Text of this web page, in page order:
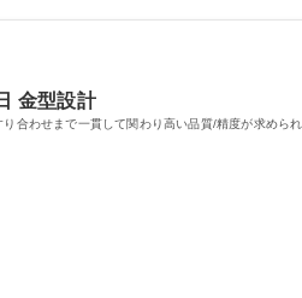
金型設計
合わせまで一貫して関わり高い品質/精度が求めら